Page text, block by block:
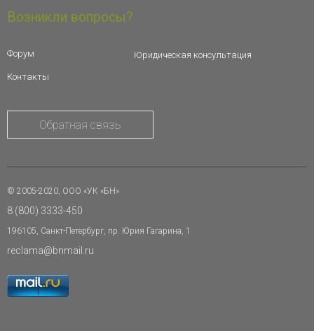
Возникли вопросы?
Форум
Контакты
Юридическая консультация
Обратная связь
© 2005-2020, ООО «УК «БН»
8 (800) 3333-450
196105, Санкт-Петербург, пр. Юрия Гагарина, 1
reclama@bnmail.ru